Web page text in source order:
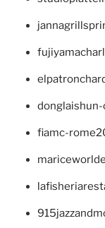
fiamc-